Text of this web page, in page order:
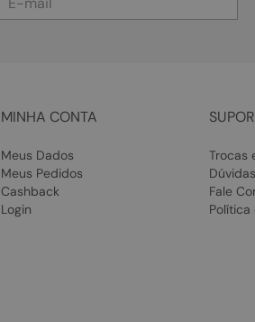
MINHA CONTA
Meus Dados
Meus Pedidos
Cashback
Login
Trocas
Fale